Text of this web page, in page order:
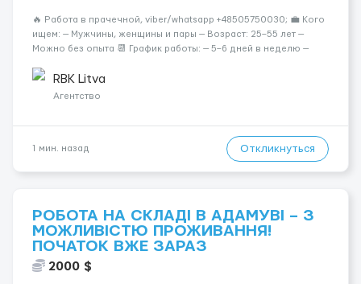
🔥 Работа в прачечной, viber/whatsapp +48505750030; 💼 Кого
ищем: — Мужчины, женщины и пары — Возраст: 25–55 лет —
Можно без опыта 📆 График работы: — 5–6 дней в неделю —
18:0...RBK Litva
Агентство
1 мин. назад Откликнуться
РОБОТА НА СКЛАДІ В АДАМУВІ – З
МОЖЛИВІСТЮ ПРОЖИВАННЯ!
ПОЧАТОК ВЖЕ ЗАРАЗ
2000 $